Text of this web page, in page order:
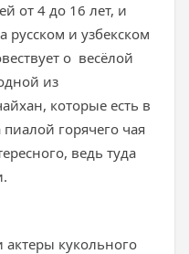
от 4 до 16 лет, и
русском и узбекском
о весёлой
из
которые есть в
горячего чая
ведь туда
кукольного